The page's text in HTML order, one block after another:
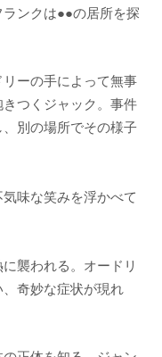
ンクは●●の居所を探
ーの手によって無事
つくジャック。事件
別の場所でその様子
味な笑みを浮かべて
襲われる。オードリ
奇妙な症状が現れ